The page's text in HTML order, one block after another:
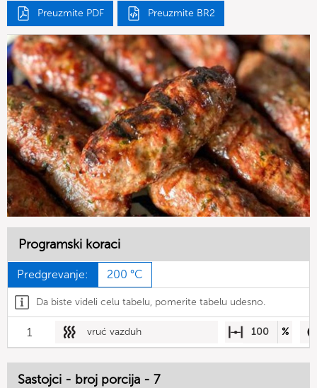
Preuzmite PDF Preuzmite BR2
Programski koraci
Predgrevanje: 200 °C
Da biste videli celu tabelu, pomerite tabelu udesno.
1 vruć vazduh 100 %
Sastojci - broj porcija - 7